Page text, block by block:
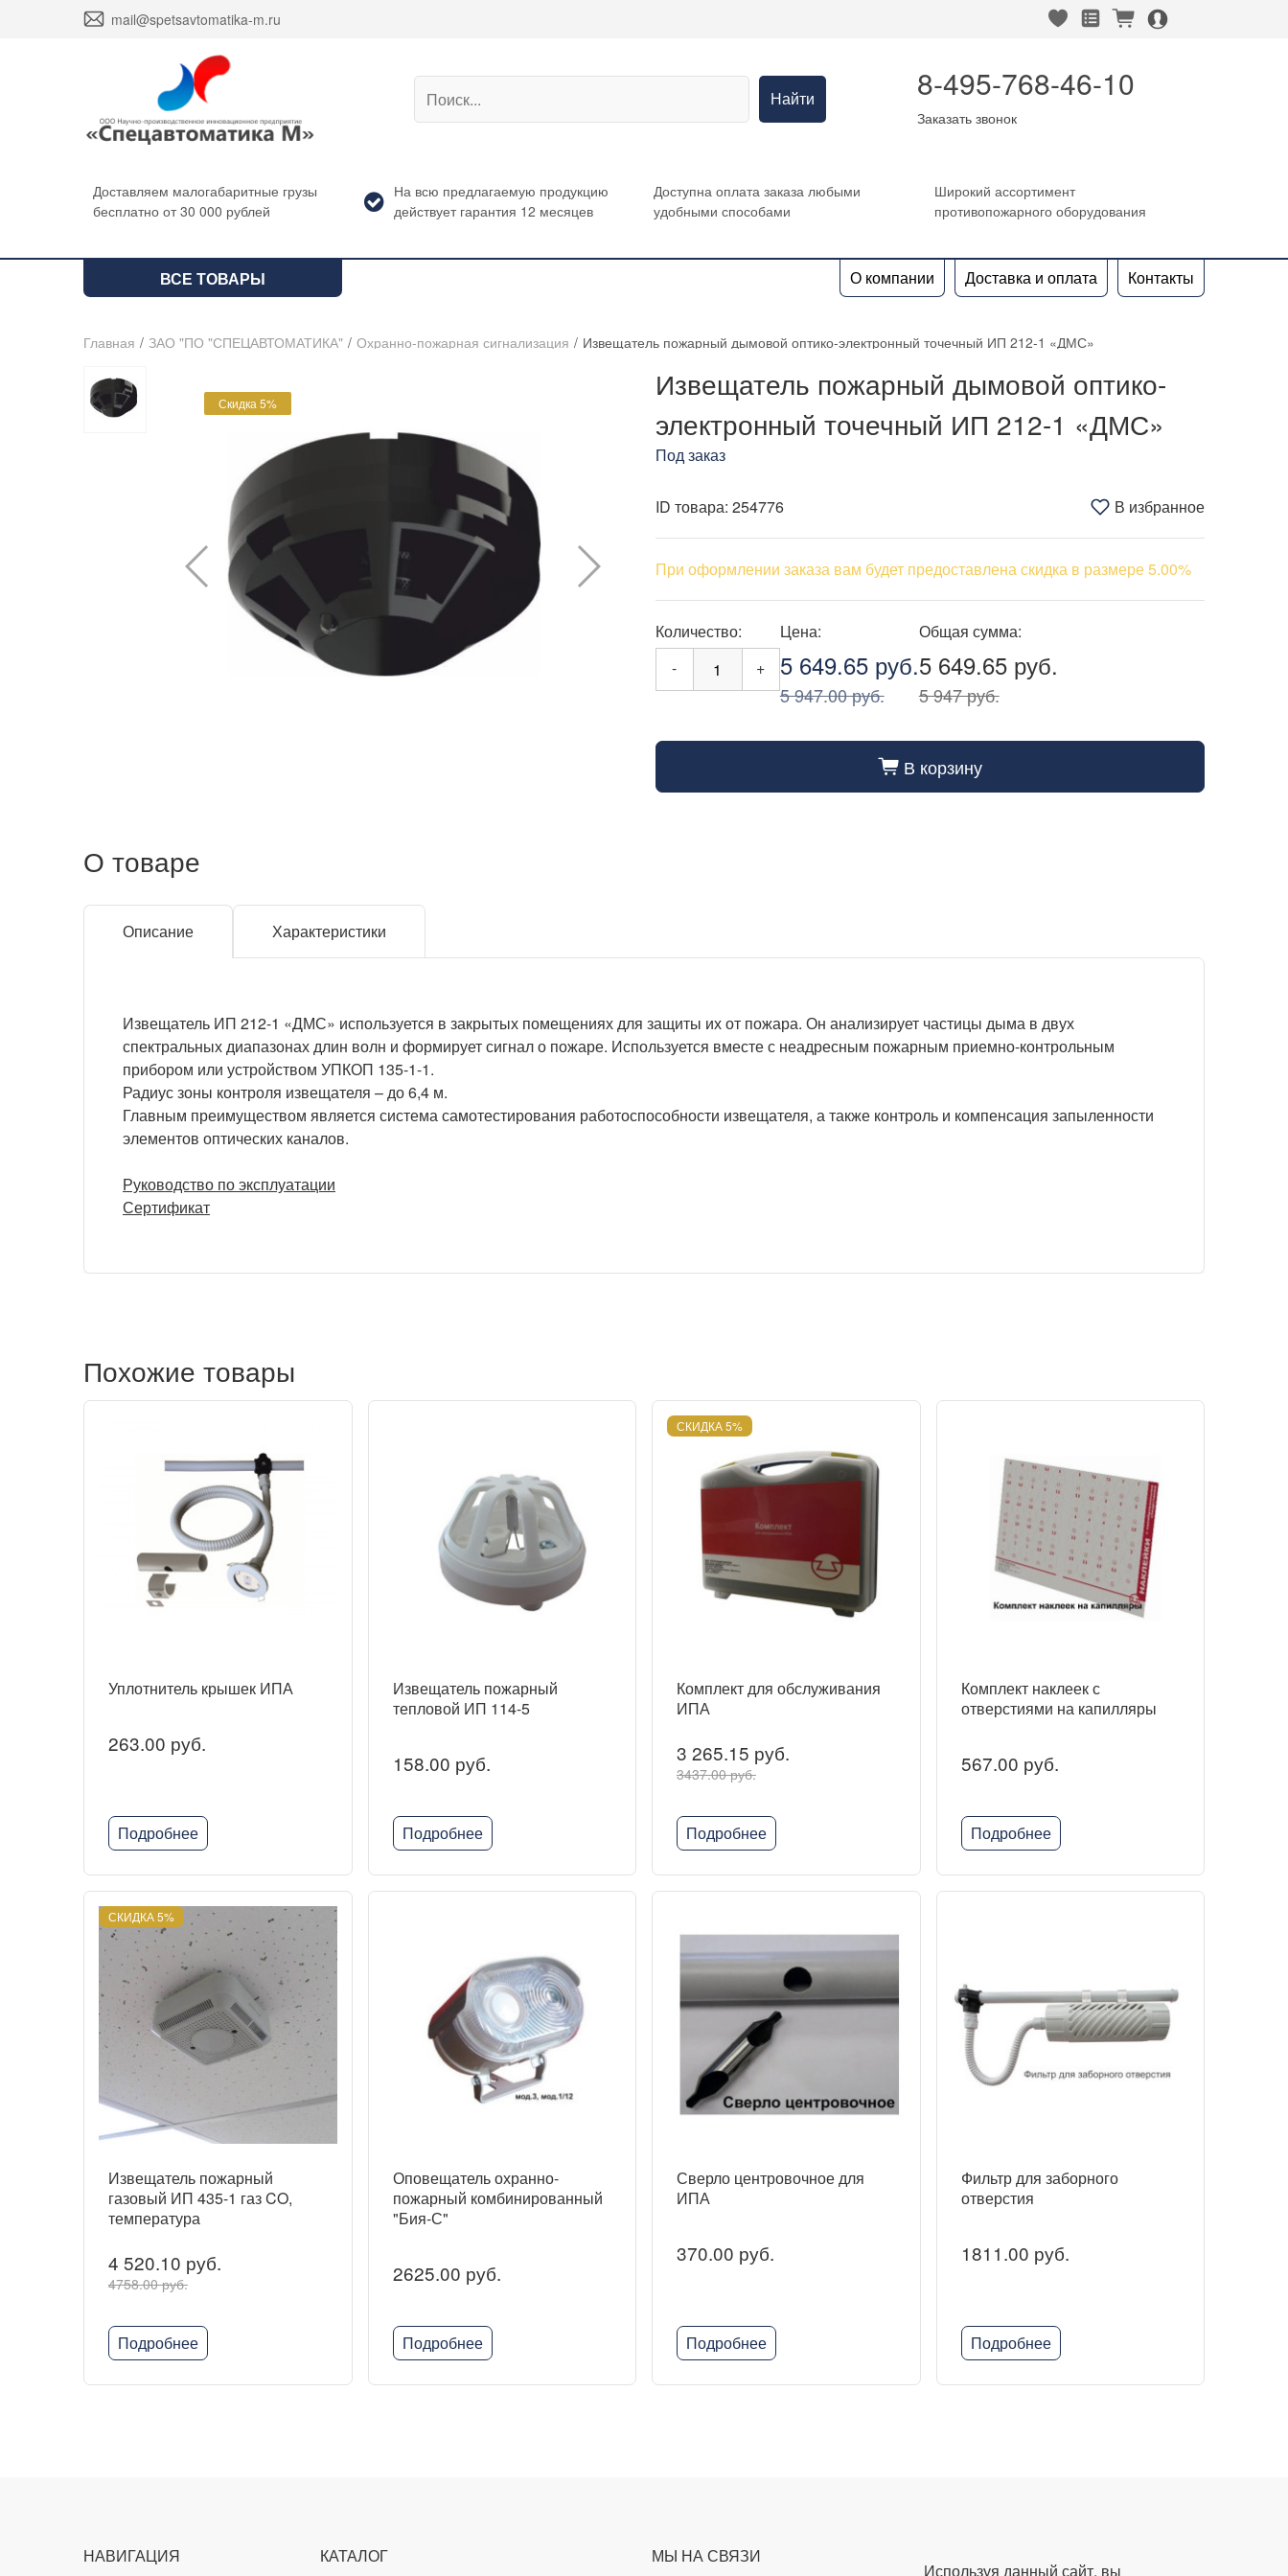
envelope mail@spetsavtomatika-m.ru heart_fill square_favorites_fill cart_fill person_alt_circle_fill
Найти 8-495-768-46-10
Заказать звонок
Доставляем малогабаритные грузы
бесплатно от 30 000 рублей
На всю предлагаемую продукцию
действует гарантия 12 месяцев
Доступна оплата заказа любыми
удобными способами
Широкий ассортимент
противопожарного оборудования
ВСЕ ТОВАРЫ О компании Доставка и оплата Контакты
Главная / ЗАО "ПО "СПЕЦАВТОМАТИКА" / Охранно-пожарная сигнализация / Извещатель пожарный дымовой оптико-электронный точечный ИП 212-1 «ДМС»
Скидка 5%
Извещатель пожарный дымовой оптико-
электронный точечный ИП 212-1 «ДМС»
Под заказ
ID товара: 254776 В избранное
При оформлении заказа вам будет предоставлена скидка в размере 5.00%
Количество:
-
+
Цена:
5 649.65 руб.
5 947.00 руб.
Общая сумма:
5 649.65 руб.
5 947 руб.
cart_fill В корзину
О товаре
Описание Характеристики
Извещатель ИП 212-1 «ДМС» используется в закрытых помещениях для защиты их от пожара. Он анализирует частицы дыма в двух
спектральных диапазонах длин волн и формирует сигнал о пожаре. Используется вместе с неадресным пожарным приемно-контрольным
прибором или устройством УПКОП 135-1-1.
Радиус зоны контроля извещателя – до 6,4 м.
Главным преимуществом является система самотестирования работоспособности извещателя, а также контроль и компенсация запыленности
элементов оптических каналов.
Руководство по эксплуатации
Сертификат
Похожие товары
Уплотнитель крышек ИПА
263.00 руб.
Подробнее
Извещатель пожарный
тепловой ИП 114-5
158.00 руб.
Подробнее
СКИДКА 5%
Комплект для обслуживания
ИПА
3 265.15 руб.
3437.00 руб.
Подробнее
Комплект наклеек с
отверстиями на капилляры
567.00 руб.
Подробнее
СКИДКА 5%
Извещатель пожарный
газовый ИП 435-1 газ CO,
температура
4 520.10 руб.
4758.00 руб.
Подробнее
Оповещатель охранно-
пожарный комбинированный
"Бия-С"
2625.00 руб.
Подробнее
Сверло центровочное для
ИПА
370.00 руб.
Подробнее
Фильтр для заборного
отверстия
1811.00 руб.
Подробнее
НАВИГАЦИЯ КАТАЛОГ МЫ НА СВЯЗИ
Используя данный сайт, вы